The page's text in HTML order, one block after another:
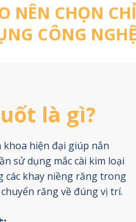
NÊN CHỌN
CÔNG
là gì?
hiện đại giúp nắn
sử dụng mắc cài kim loại
các khay niềng răng trong
răng về đúng vị trí.